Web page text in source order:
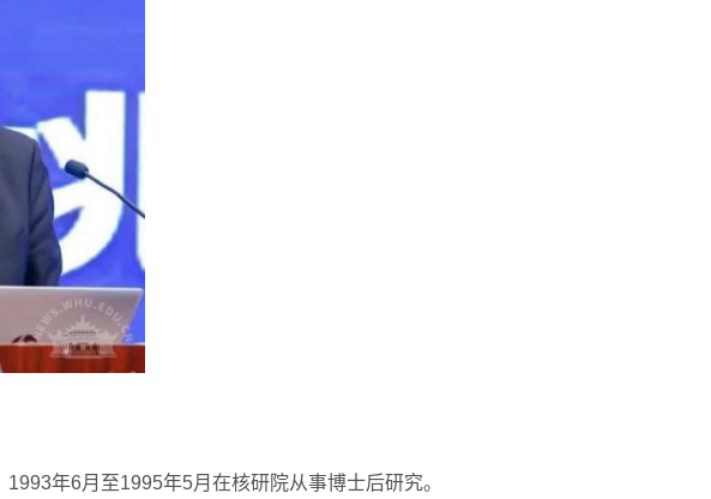
1993年6月至1995年5月在核研院从事博士后研究。